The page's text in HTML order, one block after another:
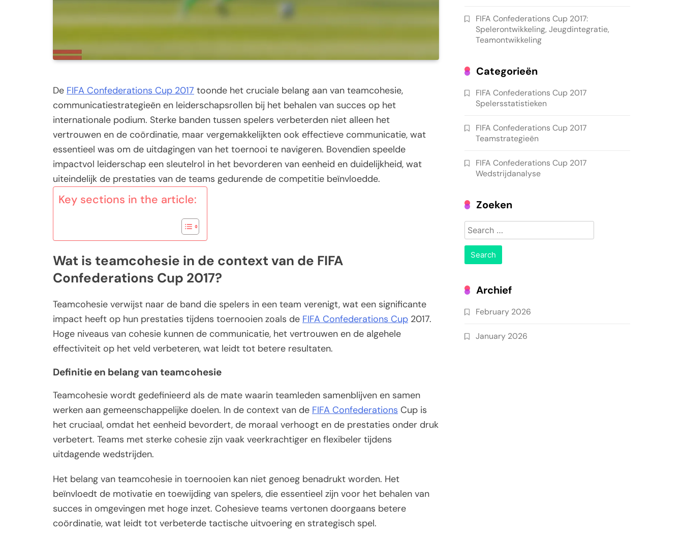
De FIFA Confederations Cup 2017 toonde het cruciale belang aan van teamcohesie,
communicatiestrategieën en leiderschapsrollen bij het behalen van succes op het
internationale podium. Sterke banden tussen spelers verbeterden niet alleen het
vertrouwen en de coördinatie, maar vergemakkelijkten ook effectieve communicatie, wat
essentieel was om de uitdagingen van het toernooi te navigeren. Bovendien speelde
impactvol leiderschap een sleutelrol in het bevorderen van eenheid en duidelijkheid, wat
uiteindelijk de prestaties van de teams gedurende de competitie beïnvloedde.
Key sections in the article:
Wat is teamcohesie in de context van de FIFA
Confederations Cup 2017?
Teamcohesie verwijst naar de band die spelers in een team verenigt, wat een significante
impact heeft op hun prestaties tijdens toernooien zoals de FIFA Confederations Cup 2017.
Hoge niveaus van cohesie kunnen de communicatie, het vertrouwen en de algehele
effectiviteit op het veld verbeteren, wat leidt tot betere resultaten.
Definitie en belang van teamcohesie
Teamcohesie wordt gedefinieerd als de mate waarin teamleden samenblijven en samen
werken aan gemeenschappelijke doelen. In de context van de FIFA Confederations Cup is
het cruciaal, omdat het eenheid bevordert, de moraal verhoogt en de prestaties onder druk
verbetert. Teams met sterke cohesie zijn vaak veerkrachtiger en flexibeler tijdens
uitdagende wedstrijden.
Het belang van teamcohesie in toernooien kan niet genoeg benadrukt worden. Het
beïnvloedt de motivatie en toewijding van spelers, die essentieel zijn voor het behalen van
succes in omgevingen met hoge inzet. Cohesieve teams vertonen doorgaans betere
coördinatie, wat leidt tot verbeterde tactische uitvoering en strategisch spel.
FIFA Confederations Cup 2017:
Spelerontwikkeling, Jeugdintegratie,
Teamontwikkeling
Categorieën
FIFA Confederations Cup 2017
Spelersstatistieken
FIFA Confederations Cup 2017
Teamstrategieën
FIFA Confederations Cup 2017
Wedstrijdanalyse
Zoeken
Search
for:
Archief
February 2026
January 2026